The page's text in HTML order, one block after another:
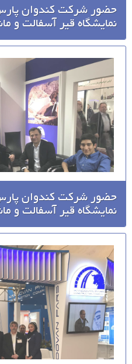
حضور شرکت کندوان
نمایشگاه قیر آسفالت و
حضور شرکت کندوان
نمایشگاه قیر آسفالت و